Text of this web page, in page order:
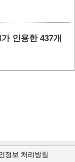
인용한 437개
정보 처리방침